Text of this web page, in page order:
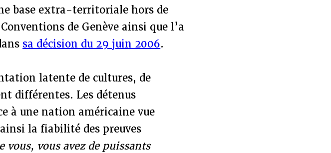
base extra-territoriale hors de
de Genève ainsi que l’a
sa décision du 29 juin 2006.
latente de cultures, de
différentes. Les détenus
à une nation américaine vue
la fiabilité des preuves
vous, vous avez de puissants